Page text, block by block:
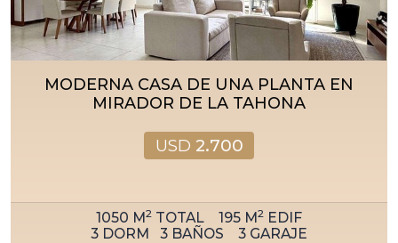
MODERNA CASA DE UNA PLANTA EN
MIRADOR DE LA TAHONA
USD 2.700
1050 M2 TOTAL 195 M2 EDIF
3 DORM 3 BAÑOS 3 GARAJE